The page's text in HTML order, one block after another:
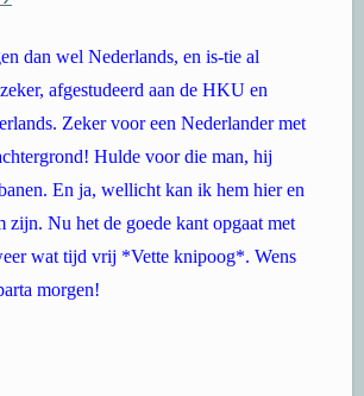
dan wel Nederlands, en is-tie al
afgestudeerd aan de HKU en
Zeker voor een Nederlander met
Hulde voor die man, hij
En ja, wellicht kan ik hem hier en
zijn. Nu het de goede kant opgaat met
wat tijd vrij *Vette knipoog*. Wens
morgen!